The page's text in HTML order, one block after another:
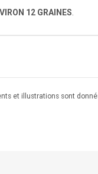
12 GRAINES
et illustrations sont